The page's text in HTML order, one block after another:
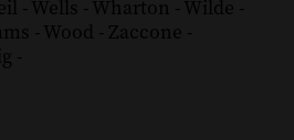
- Wells - Wharton - Wilde -
- Wood - Zaccone -
-